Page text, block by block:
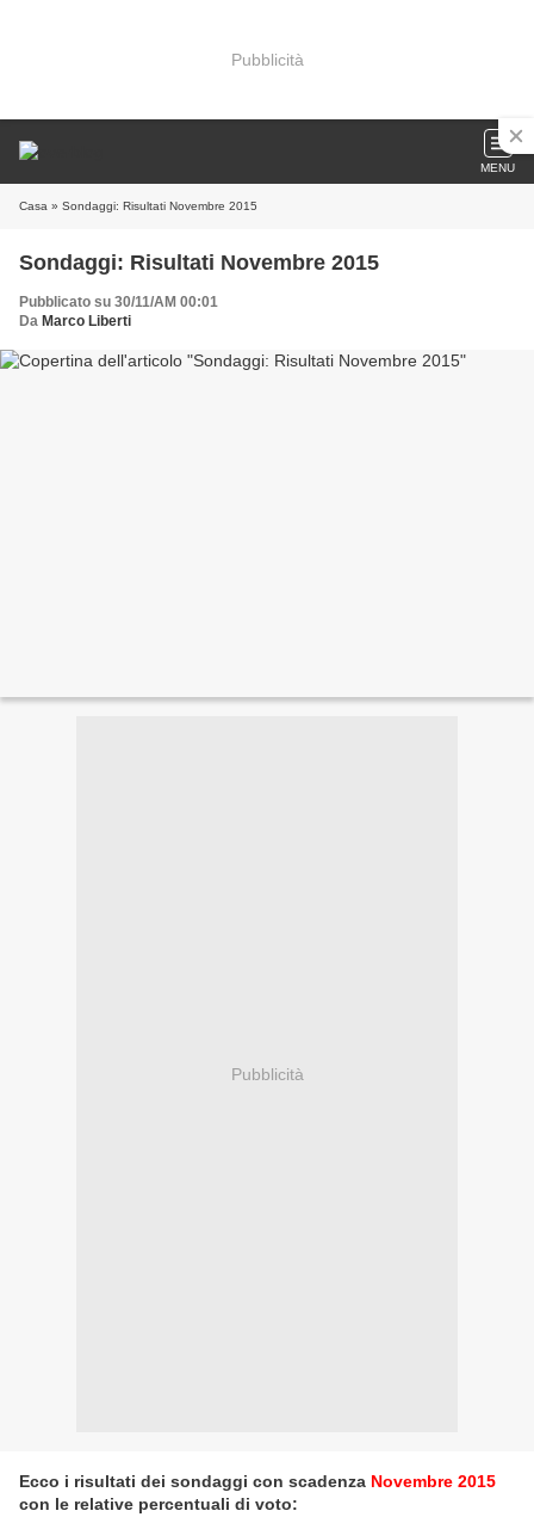
Pubblicità
MENU
Casa » Sondaggi: Risultati Novembre 2015
Sondaggi: Risultati Novembre 2015
Pubblicato su 30/11/AM 00:01
Da Marco Liberti
Pubblicità
Ecco i risultati dei sondaggi con scadenza Novembre 2015
con le relative percentuali di voto: